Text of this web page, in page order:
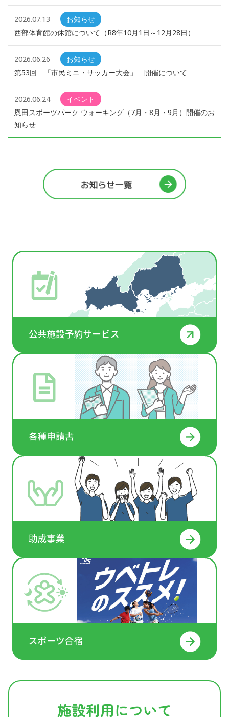
2026.07.13
お知らせ
西部体育館の休館について（R8年10月1日～12月28日）
2026.06.26
お知らせ
第53回 「市民ミニ・サッカー大会」 開催について
2026.06.24
イベント
恩田スポーツパーク ウォーキング（7月・8月・9月）開催のお
知らせ
施設利用について